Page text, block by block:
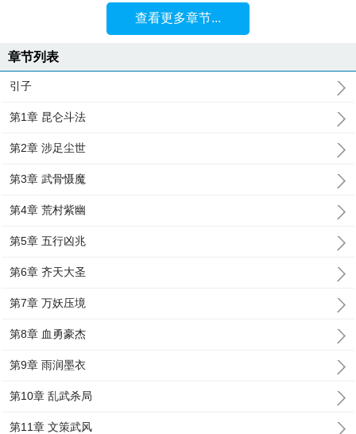
查看更多章节...
章节列表
引子
第1章 昆仑斗法
第2章 涉足尘世
第3章 武骨慑魔
第4章 荒村紫幽
第5章 五行凶兆
第6章 齐天大圣
第7章 万妖压境
第8章 血勇豪杰
第9章 雨润墨衣
第10章 乱武杀局
第11章 文策武风